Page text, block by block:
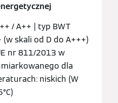
/ A++ | typ BWT
(w skali od D do A+++)
nr 811/2013 w
dla
niskich (W